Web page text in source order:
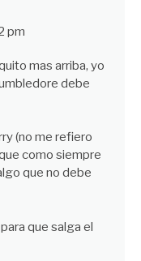
pm
mas arriba, yo
debe
(no me refiero
como siempre
que no debe
que salga el